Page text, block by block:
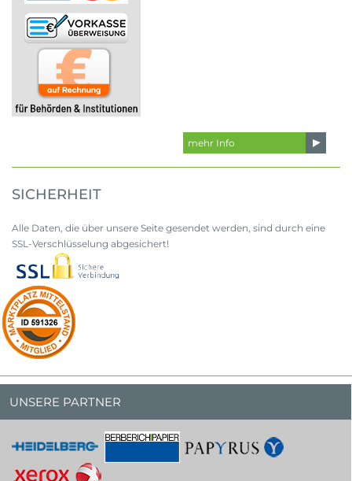
mehr Info
SICHERHEIT
Alle Daten, die über unsere Seite gesendet werden, sind durch eine
SSL-Verschlüsselung abgesichert!
UNSERE PARTNER